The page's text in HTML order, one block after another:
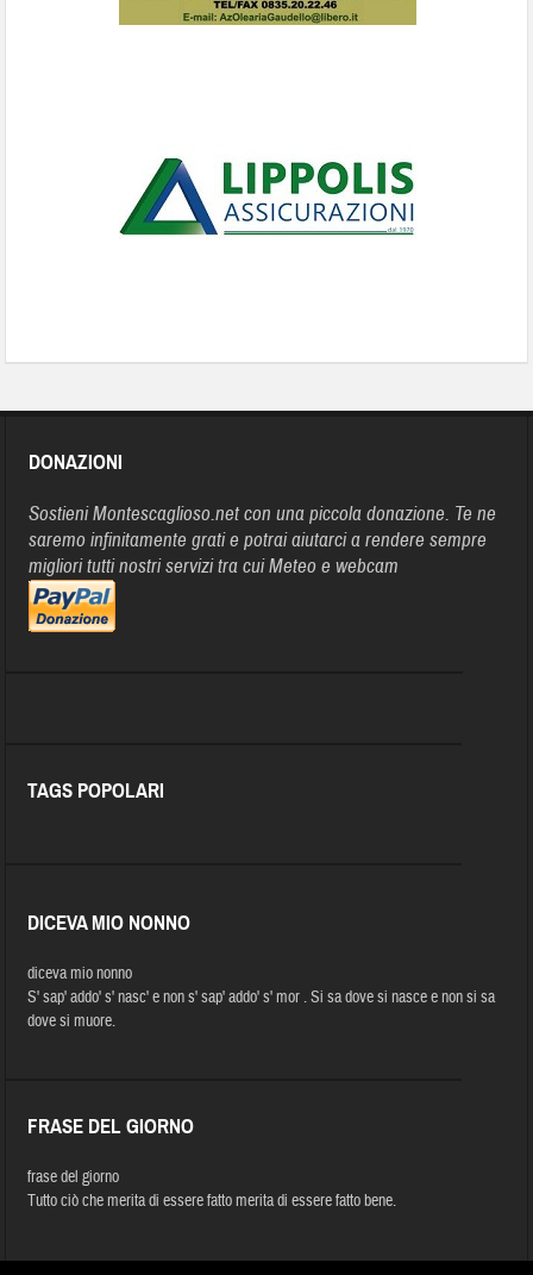
DONAZIONI
Sostieni Montescaglioso.net con una piccola donazione. Te ne
saremo infinitamente grati e potrai aiutarci a rendere sempre
migliori tutti nostri servizi tra cui Meteo e webcam
TAGS POPOLARI
DICEVA MIO NONNO
diceva mio nonno
S' sap' addo' s' nasc' e non s' sap' addo' s' mor . Si sa dove si nasce e non si sa
dove si muore.
FRASE DEL GIORNO
frase del giorno
Tutto ciò che merita di essere fatto merita di essere fatto bene.